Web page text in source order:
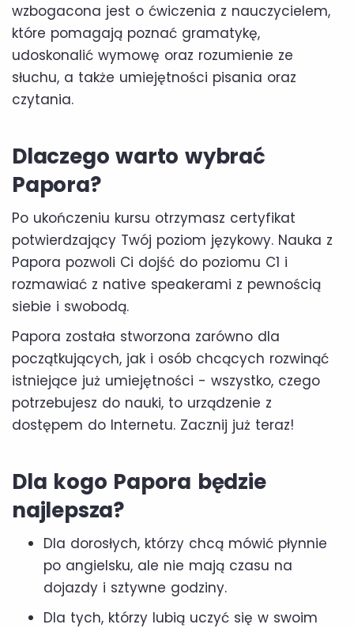
wzbogacona jest o ćwiczenia z nauczycielem,
które pomagają poznać gramatykę,
udoskonalić wymowę oraz rozumienie ze
słuchu, a także umiejętności pisania oraz
czytania.
Dlaczego warto wybrać
Papora?
Po ukończeniu kursu otrzymasz certyfikat
potwierdzający Twój poziom językowy. Nauka z
Papora pozwoli Ci dojść do poziomu C1 i
rozmawiać z native speakerami z pewnością
siebie i swobodą.
Papora została stworzona zarówno dla
początkujących, jak i osób chcących rozwinąć
istniejące już umiejętności - wszystko, czego
potrzebujesz do nauki, to urządzenie z
dostępem do Internetu. Zacznij już teraz!
Dla kogo Papora będzie
najlepsza?
Dla dorosłych, którzy chcą mówić płynnie
po angielsku, ale nie mają czasu na
dojazdy i sztywne godziny.
Dla tych, którzy lubią uczyć się w swoim